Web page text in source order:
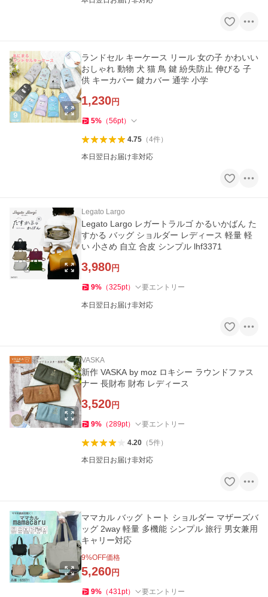
ランドセル キーケース リール 女の子 かわいい
おしゃれ 動物 犬 猫 鳥 鍵 紛失防止 伸びる 子
供 キーカバー 鍵カバー 通学 小学
1,230円
5% （56pt）
4.75（4件）
本日翌日お届け非対応
Legato Largo
Legato Largo レガートラルゴ かるいかばん た
すかる バッグ ショルダー レディース 軽量 軽
い 小さめ 自立 合皮 シンプル lhf3371
3,980円
9% （325pt） 要エントリー
本日翌日お届け非対応
VASKA
新作 VASKA by moz ロキシー ラウンドファス
ナー 長財布 財布 レディース
3,520円
9% （289pt） 要エントリー
4.20（5件）
本日翌日お届け非対応
ママカル バッグ トート ショルダー マザーズバ
ッグ 2way 軽量 多機能 シンプル 旅行 男女兼用
キャリー対応
9%OFF価格
5,260円
9% （431pt） 要エントリー